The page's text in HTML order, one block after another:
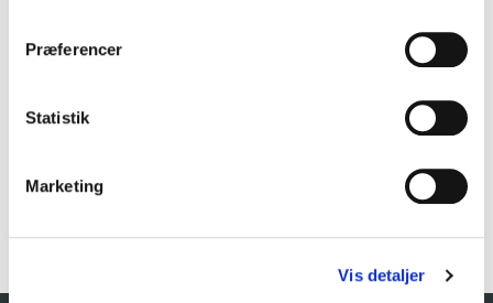
Præferencer
Statistik
Marketing
Vis detaljer
Salgsafdelingen